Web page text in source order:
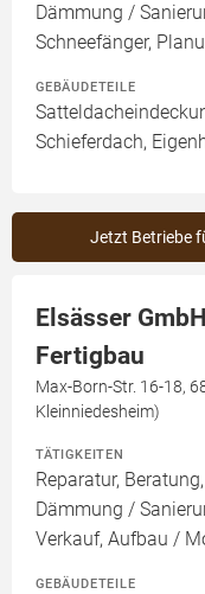
Dämmung /
Schneefänger,
GEBÄUDETEILE
Schieferdach,
Jetzt Betriebe
Elsässer
Fertigbau
Max-Born-Str. 16-18,
Kleinniedesheim)
TÄTIGKEITEN
Reparatur,
Dämmung /
Verkauf, Aufbau /
GEBÄUDETEILE